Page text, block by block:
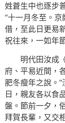
姓蒼生中也逐步
“十一月冬至。
借，至此日更易
祝往來，一如年
明代田汝成
府、平易近間，
肥冬瘦年之說。
日，親友各以食
盤。節前一夕，
拜賀長輩，又交